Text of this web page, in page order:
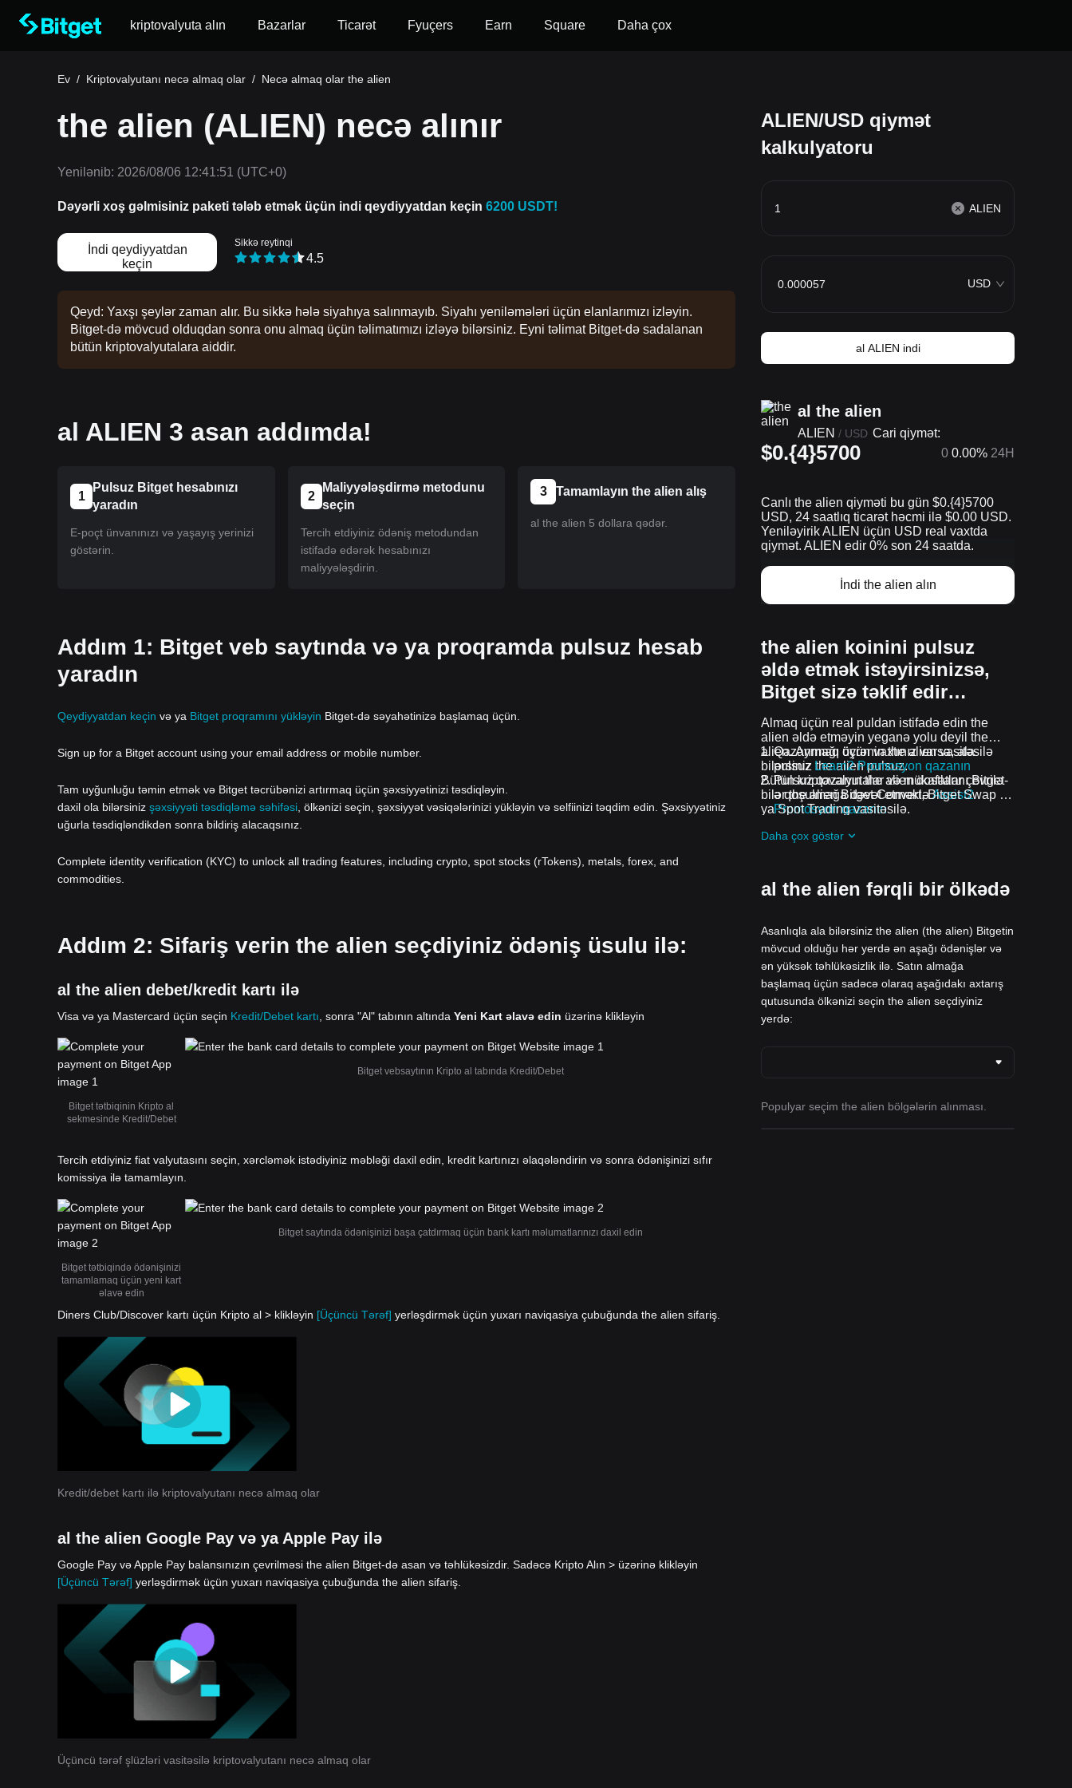
kriptovalyuta alın Bazarlar Ticarət Fyuçers Earn Square Daha çox
Ev / Kriptovalyutanı necə almaq olar / Necə almaq olar the alien
the alien (ALIEN) necə alınır
Yenilənib: 2026/08/06 12:41:51 (UTC+0)
Dəyərli xoş gəlmisiniz paketi tələb etmək üçün indi qeydiyyatdan keçin 6200 USDT!
İndi qeydiyyatdan
keçin
Sikkə reytinqi
4.5
Qeyd: Yaxşı şeylər zaman alır. Bu sikkə hələ siyahıya salınmayıb. Siyahı yeniləmələri üçün elanlarımızı izləyin.
Bitget-də mövcud olduqdan sonra onu almaq üçün təlimatımızı izləyə bilərsiniz. Eyni təlimat Bitget-də sadalanan
bütün kriptovalyutalara aiddir.
al ALIEN 3 asan addımda!
1
Pulsuz Bitget hesabınızı
yaradın
E-poçt ünvanınızı və yaşayış yerinizi
göstərin.
2
Maliyyələşdirmə metodunu
seçin
Tercih etdiyiniz ödəniş metodundan
istifadə edərək hesabınızı
maliyyələşdirin.
3 Tamamlayın the alien alış
al the alien 5 dollara qədər.
Addım 1: Bitget veb saytında və ya proqramda pulsuz hesab
yaradın
Qeydiyyatdan keçin və ya Bitget proqramını yükləyin Bitget-də səyahətinizə başlamaq üçün.
Sign up for a Bitget account using your email address or mobile number.
Tam uyğunluğu təmin etmək və Bitget təcrübənizi artırmaq üçün şəxsiyyətinizi təsdiqləyin.
daxil ola bilərsiniz şəxsiyyəti təsdiqləmə səhifəsi , ölkənizi seçin, şəxsiyyət vəsiqələrinizi yükləyin və selfiinizi təqdim edin. Şəxsiyyətiniz
uğurla təsdiqləndikdən sonra bildiriş alacaqsınız.
Complete identity verification (KYC) to unlock all trading features, including crypto, spot stocks (rTokens), metals, forex, and
commodities.
Addım 2: Sifariş verin the alien seçdiyiniz ödəniş üsulu ilə:
al the alien debet/kredit kartı ilə
Visa və ya Mastercard üçün seçin Kredit/Debet kartı , sonra "Al" tabının altında Yeni Kart əlavə edin üzərinə klikləyin
Bitget tətbiqinin Kripto al
sekmesinde Kredit/Debet
Bitget vebsaytının Kripto al tabında Kredit/Debet
Tercih etdiyiniz fiat valyutasını seçin, xərcləmək istədiyiniz məbləği daxil edin, kredit kartınızı əlaqələndirin və sonra ödənişinizi sıfır
komissiya ilə tamamlayın.
Bitget tətbiqində ödənişinizi
tamamlamaq üçün yeni kart
əlavə edin
Bitget saytında ödənişinizi başa çatdırmaq üçün bank kartı məlumatlarınızı daxil edin
Diners Club/Discover kartı üçün Kripto al > klikləyin [Üçüncü Tərəf] yerləşdirmək üçün yuxarı naviqasiya çubuğunda the alien sifariş.
Kredit/debet kartı ilə kriptovalyutanı necə almaq olar
al the alien Google Pay və ya Apple Pay ilə
Google Pay və Apple Pay balansınızın çevrilməsi the alien Bitget-də asan və təhlükəsizdir. Sadəcə Kripto Alın > üzərinə klikləyin
[Üçüncü Tərəf] yerləşdirmək üçün yuxarı naviqasiya çubuğunda the alien sifariş.
Üçüncü tərəf şlüzləri vasitəsilə kriptovalyutanı necə almaq olar
ALIEN/USD qiymət
kalkulyatoru
ALIEN
USD
al ALIEN indi
al the alien
ALIEN / USD Cari qiymət:
$0.{4}5700 0 0.00% 24H
Canlı the alien qiyməti bu gün $0.{​4}5700
USD, 24 saatlıq ticarət həcmi ilə $0.00 USD.
Yeniləyirik ALIEN üçün USD real vaxtda
qiymət. ALIEN edir 0% son 24 saatda.
İndi the alien alın
the alien koinini pulsuz
əldə etmək istəyirsinizsə,
Bitget sizə təklif edir…
Almaq üçün real puldan istifadə edin the
alien əldə etməyin yeganə yolu deyil the
alien. Ayrmaq üçün vaxtınız varsa, ala
bilərsiniz the alien pulsuz.
Qazanmağı öyrənin the alien vasitəsilə
pulsuz Learn2 Promosyon qazanın
Pulsuz qazanın the alien dostlarını Bitget-
ə qoşulmağa dəvət etməkləAssist2
Promosyon qazanın
davam edən problemlər və promosyonlar
Bütün kriptovalyutalar və mükafatlar çevrilə
bilər the alien Bitget Convert, Bitget Swap və
ya Spot Trading vasitəsilə.
Daha çox göstər
al the alien fərqli bir ölkədə
Asanlıqla ala bilərsiniz the alien (the alien) Bitgetin
mövcud olduğu hər yerdə ən aşağı ödənişlər və
ən yüksək təhlükəsizlik ilə. Satın almağa
başlamaq üçün sadəcə olaraq aşağıdakı axtarış
qutusunda ölkənizi seçin the alien seçdiyiniz
yerdə:
Populyar seçim the alien bölgələrin alınması.